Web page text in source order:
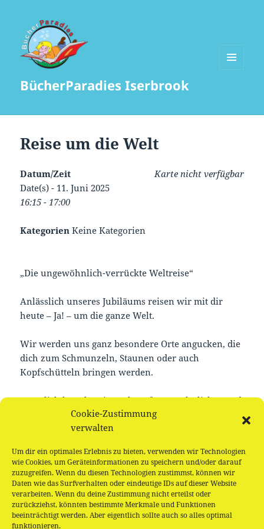
Cookie-Zustimmung
verwalten
Um dir ein optimales Erlebnis zu bieten, verwenden wir Technologien
wie Cookies, um Geräteinformationen zu speichern und/oder darauf
zuzugreifen. Wenn du diesen Technologien zustimmst, können wir
Daten wie das Surfverhalten oder eindeutige IDs auf dieser Website
verarbeiten. Wenn du deine Zustimmung nicht erteilst oder
zurückziehst, könnten bestimmte Merkmale und Funktionen
beeinträchtigt werden. Aber eigentlich sollte auch so alles optimal
funktionieren.
BücherParadies Iserbrook
Reise um die Welt
Karte nicht verfügbar
Datum/Zeit
Date(s) - 11. Juni 2025
16:15 - 17:00
Kategorien Keine Kategorien
„Die ungewöhnlich-verrückte Weltreise“
Anlässlich unseres Jubiläums reisen wir mit dir
heute – Ja! – um die ganze Welt.
Wir werden uns ganz besondere Orte angucken, die
dich zum Schmunzeln, Staunen oder auch
Kopfschütteln bringen werden.
Natürlich basteln wir noch Außergewöhnliches und
essen magisches Brot.
Jahren besonders gut geeignet. Kostenlos
Beitragsnavigation